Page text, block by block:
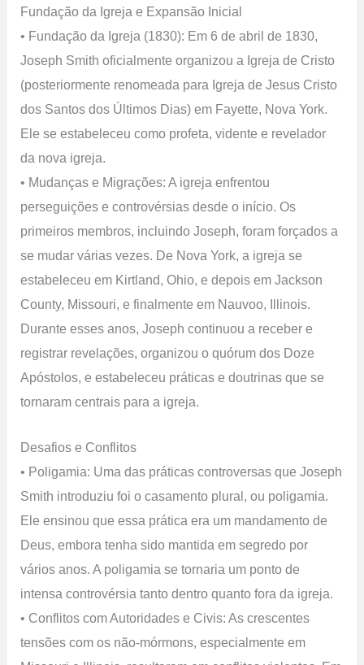
Fundação da Igreja e Expansão Inicial
• Fundação da Igreja (1830): Em 6 de abril de 1830,
Joseph Smith oficialmente organizou a Igreja de Cristo
(posteriormente renomeada para Igreja de Jesus Cristo
dos Santos dos Últimos Dias) em Fayette, Nova York.
Ele se estabeleceu como profeta, vidente e revelador
da nova igreja.
• Mudanças e Migrações: A igreja enfrentou
perseguições e controvérsias desde o início. Os
primeiros membros, incluindo Joseph, foram forçados a
se mudar várias vezes. De Nova York, a igreja se
estabeleceu em Kirtland, Ohio, e depois em Jackson
County, Missouri, e finalmente em Nauvoo, Illinois.
Durante esses anos, Joseph continuou a receber e
registrar revelações, organizou o quórum dos Doze
Apóstolos, e estabeleceu práticas e doutrinas que se
tornaram centrais para a igreja.
Desafios e Conflitos
• Poligamia: Uma das práticas controversas que Joseph
Smith introduziu foi o casamento plural, ou poligamia.
Ele ensinou que essa prática era um mandamento de
Deus, embora tenha sido mantida em segredo por
vários anos. A poligamia se tornaria um ponto de
intensa controvérsia tanto dentro quanto fora da igreja.
• Conflitos com Autoridades e Civis: As crescentes
tensões com os não-mórmons, especialmente em